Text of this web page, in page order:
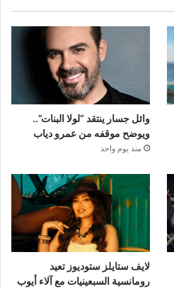
وائل جسار ينتقد “لولا البنات”..
ويوضح موقفه من عمرو دياب
منذ يوم واحد
لايف ستايلز ستوديوز تعيد
رومانسية السبعينيات مع آلاء أيوب